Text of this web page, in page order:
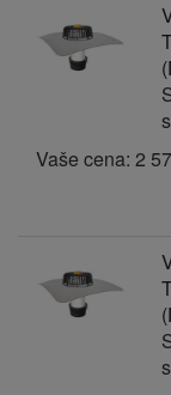
Vaše cena: 2